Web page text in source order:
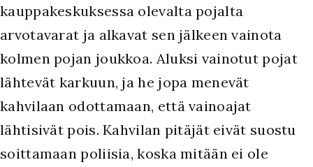
kauppakeskuksessa olevalta pojalta
arvotavarat ja alkavat sen jälkeen vainota
kolmen pojan joukkoa. Aluksi vainotut pojat
lähtevät karkuun, ja he jopa menevät
kahvilaan odottamaan, että vainoajat
lähtisivät pois. Kahvilan pitäjät eivät suostu
soittamaan poliisia, koska mitään ei ole